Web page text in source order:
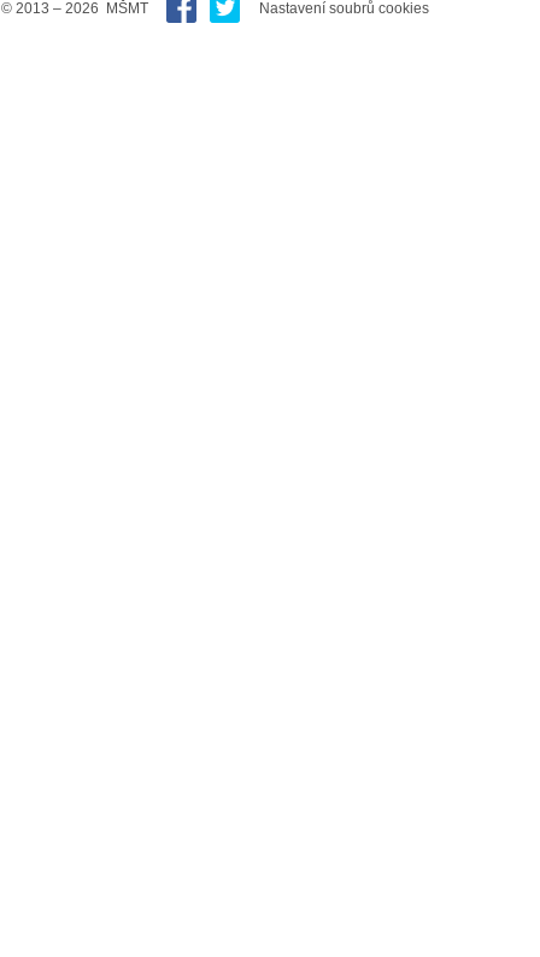
© 2013 – 2026 MŠMT Nastavení soubrů cookies